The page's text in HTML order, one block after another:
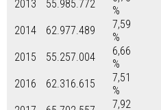
2013
55.985.772
%
2014
62.977.489
7,59
%
2015
55.257.004
6,66
%
2016
62.316.615
7,51
%
7,92